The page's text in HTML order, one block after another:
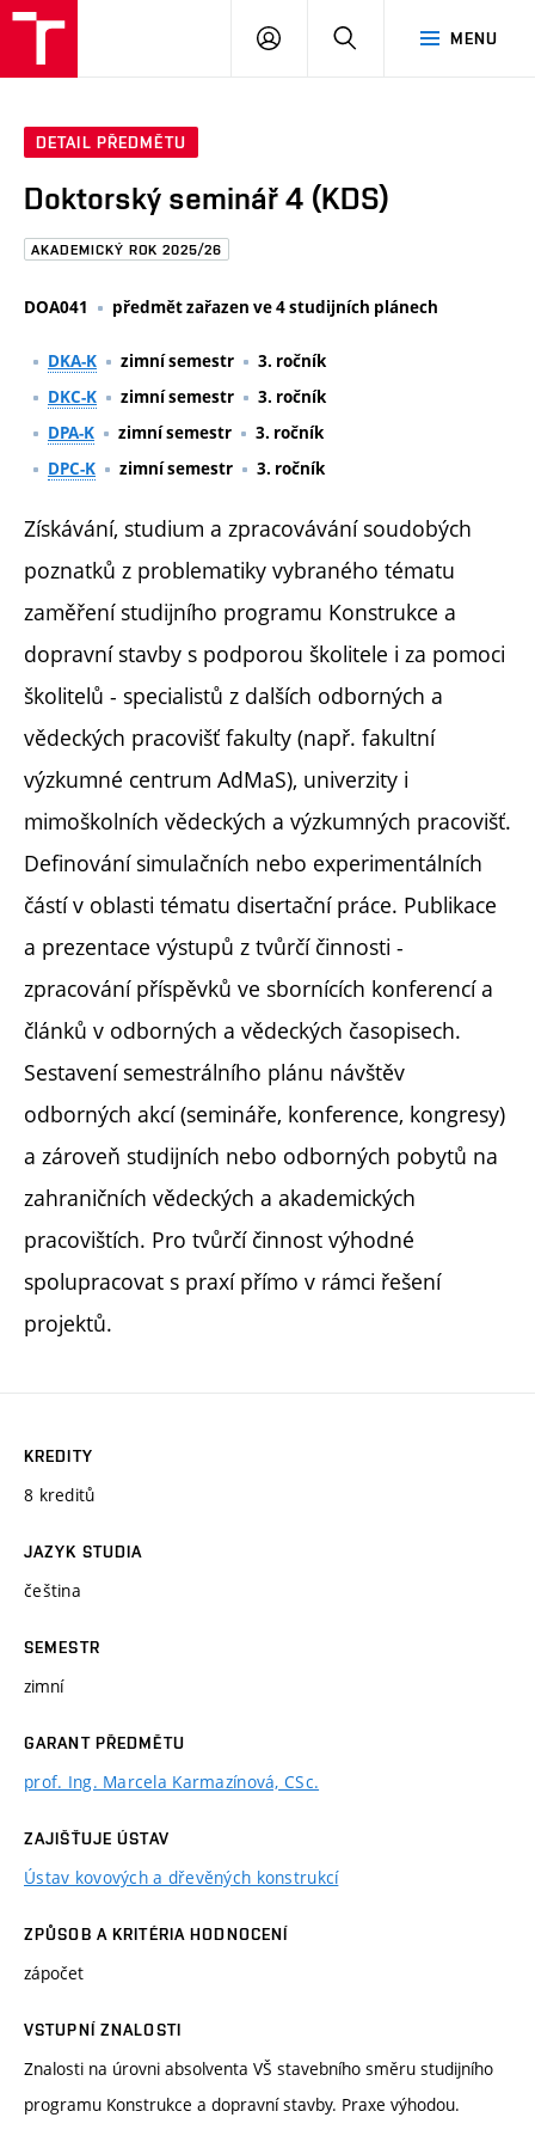
Brno
MENU
PŘIHLÁSIT
DETAIL PŘEDMĚTU
Doktorský seminář 4 (KDS)
AKADEMICKÝ ROK 2025/26
DOA041 předmět zařazen ve 4 studijních plánech
DKA-K zimní semestr
3. ročník
DKC-K
zimní semestr
3. ročník
DPA-K
zimní semestr
3. ročník
DPC-K
zimní semestr 3. ročník
Získávání, studium a zpracovávání soudobých
poznatků z problematiky vybraného tématu
zaměření studijního programu Konstrukce a
dopravní stavby s podporou školitele i za pomoci
školitelů - specialistů z dalších odborných a
vědeckých pracovišť fakulty (např. fakultní
výzkumné centrum AdMaS), univerzity i
mimoškolních vědeckých a výzkumných pracovišť.
Definování simulačních nebo experimentálních
částí v oblasti tématu disertační práce. Publikace
a prezentace výstupů z tvůrčí činnosti -
zpracování příspěvků ve sbornících konferencí a
článků v odborných a vědeckých časopisech.
Sestavení semestrálního plánu návštěv
odborných akcí (semináře, konference, kongresy)
a zároveň studijních nebo odborných pobytů na
zahraničních vědeckých a akademických
pracovištích. Pro tvůrčí činnost výhodné
spolupracovat s praxí přímo v rámci řešení
projektů.
KREDITY
8 kreditů
JAZYK STUDIA
čeština
SEMESTR
zimní
GARANT PŘEDMĚTU
prof. Ing. Marcela Karmazínová, CSc.
ZAJIŠŤUJE ÚSTAV
Ústav kovových a dřevěných konstrukcí
ZPŮSOB A KRITÉRIA HODNOCENÍ
zápočet
VSTUPNÍ ZNALOSTI
Znalosti na úrovni absolventa VŠ stavebního směru studijního
programu Konstrukce a dopravní stavby. Praxe výhodou.